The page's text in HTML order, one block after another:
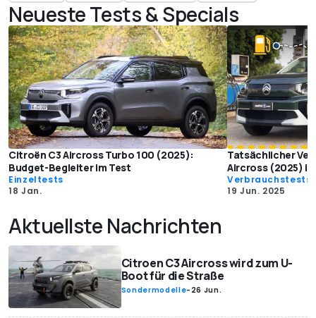
Neueste Tests & Specials
Citroën C3 Aircross Turbo 100 (2025):
Budget-Begleiter im Test
Einzeltests
18 Jan.
Tatsächlicher
Aircross (2025)
Verbrauchstests
19 Jun. 2025
Aktuellste Nachrichten
Citroen C3 Aircross wird zum U-
Boot für die Straße
Sondermodelle- 26 Jun.